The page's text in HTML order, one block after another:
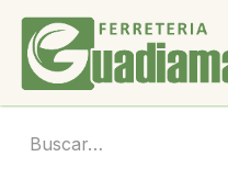
Ir al contenido